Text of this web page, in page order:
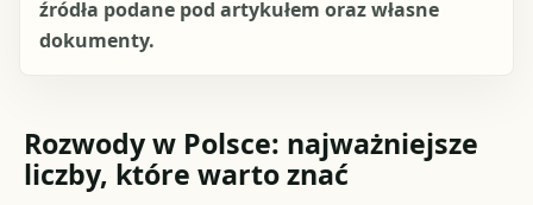
źródła podane pod artykułem oraz własne
dokumenty.
Rozwody w Polsce: najważniejsze
liczby, które warto znać